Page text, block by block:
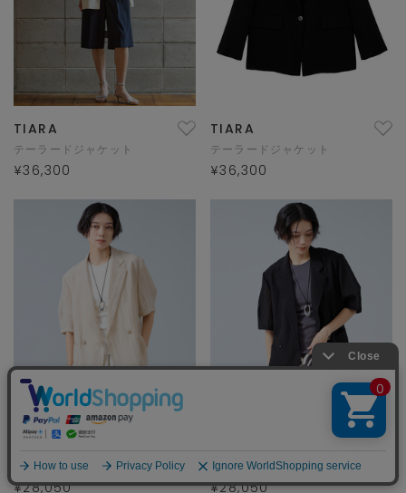
TIARA
テーラードジャケット
¥36,300
TIARA
テーラードジャケット
¥36,300
テーラードジャケット
¥28,050
テーラードジャケット
¥28,050